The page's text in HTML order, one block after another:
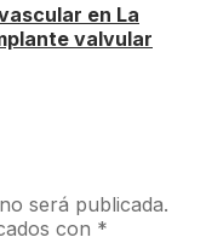
en La
valvular
será publicada.
con *